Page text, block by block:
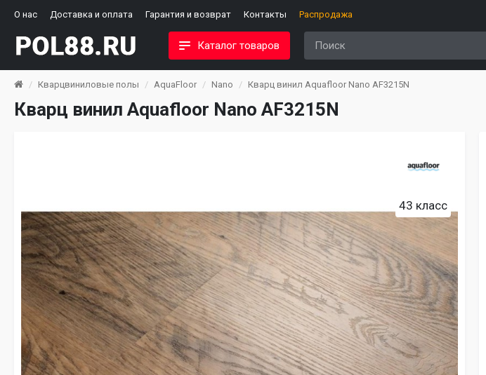
О нас Доставка и оплата Гарантия и возврат Контакты Распродажа
Каталог товаров
Кварцвиниловые полы AquaFloor Nano Кварц винил Aquafloor Nano AF3215N
Кварц винил Aquafloor Nano AF3215N
43 класс